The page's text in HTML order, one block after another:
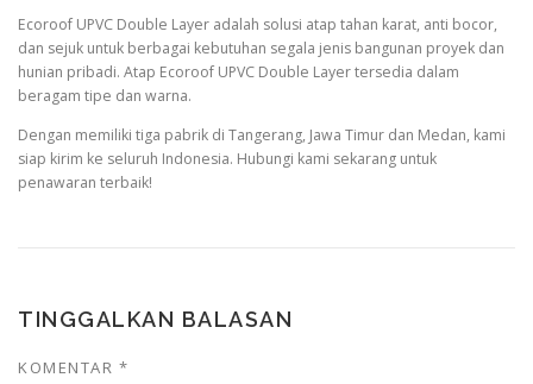
Ecoroof UPVC Double Layer adalah solusi atap tahan karat, anti bocor,
dan sejuk untuk berbagai kebutuhan segala jenis bangunan proyek dan
hunian pribadi. Atap Ecoroof UPVC Double Layer tersedia dalam
beragam tipe dan warna.
Dengan memiliki tiga pabrik di Tangerang, Jawa Timur dan Medan, kami
siap kirim ke seluruh Indonesia. Hubungi kami sekarang untuk
penawaran terbaik!
TINGGALKAN BALASAN
KOMENTAR *